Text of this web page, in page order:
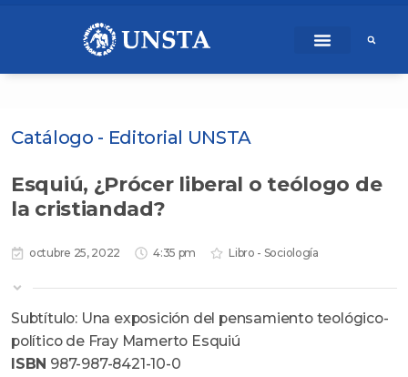
Catálogo - Editorial UNSTA
Esquiú, ¿Prócer liberal o teólogo de
la cristiandad?
octubre 25, 2022 4:35 pm Libro - Sociología
Subtítulo: Una exposición del pensamiento teológico-
político de Fray Mamerto Esquiú
ISBN 987-987-8421-10-0